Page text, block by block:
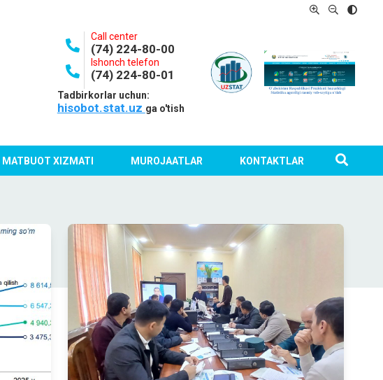
Call center
(74) 224-80-00
Ishonch telefon
(74) 224-80-01
Tadbirkorlar uchun:
hisobot.stat.uz ga o'tish
MATBUOT XIZMATI MUROJAATLAR KONTAKTLAR